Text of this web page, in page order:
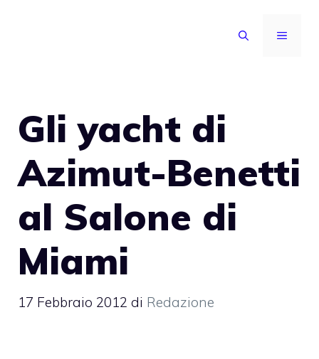
MENU
Gli yacht di
Azimut-Benetti
al Salone di
Miami
17 Febbraio 2012 di Redazione